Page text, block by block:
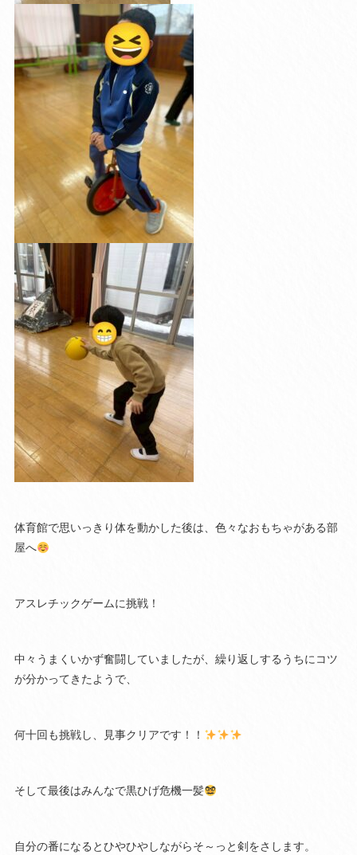
体育館で思いっきり体を動かした後は、色々なおもちゃがある部
屋へ
アスレチックゲームに挑戦！
中々うまくいかず奮闘していましたが、繰り返しするうちにコツ
が分かってきたようで、
何十回も挑戦し、見事クリアです！！
そして最後はみんなで黒ひげ危機一髪
自分の番になるとひやひやしながらそ～っと剣をさします。